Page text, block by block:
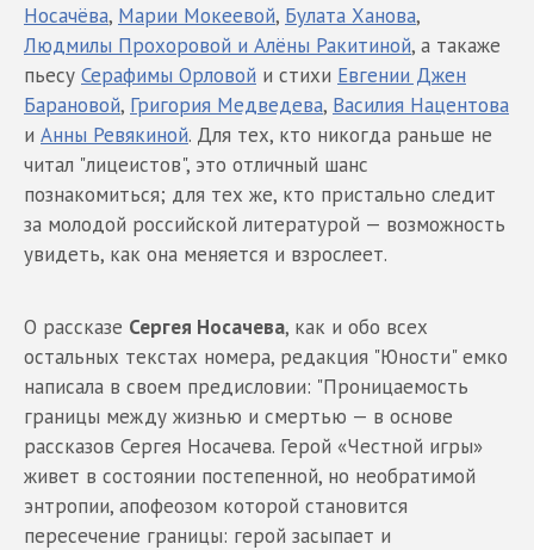
Носачёва, Марии Мокеевой, Булата Ханова,
Людмилы Прохоровой и Алёны Ракитиной, а такаже
пьесу Серафимы Орловой и стихи Евгении Джен
Барановой, Григория Медведева, Василия Нацентова
и Анны Ревякиной. Для тех, кто никогда раньше не
читал "лицеистов", это отличный шанс
познакомиться; для тех же, кто пристально следит
за молодой российской литературой — возможность
увидеть, как она меняется и взрослеет.
О рассказе Сергея Носачева, как и обо всех
остальных текстах номера, редакция "Юности" емко
написала в своем предисловии: "Проницаемость
границы между жизнью и смертью — в основе
рассказов Сергея Носачева. Герой «Честной игры»
живет в состоянии постепенной, но необратимой
энтропии, апофеозом которой становится
пересечение границы: герой засыпает и